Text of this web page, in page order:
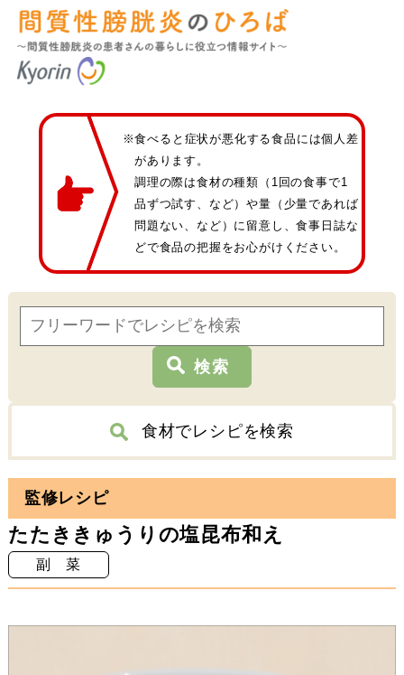
※食べると症状が悪化する食品には個人差
があります。
調理の際は食材の種類（1回の食事で1
品ずつ試す、など）や量（少量であれば
問題ない、など）に留意し、食事日誌な
どで食品の把握をお心がけください。
食材でレシピを検索
監修レシピ
たたききゅうりの塩昆布和え
副 菜